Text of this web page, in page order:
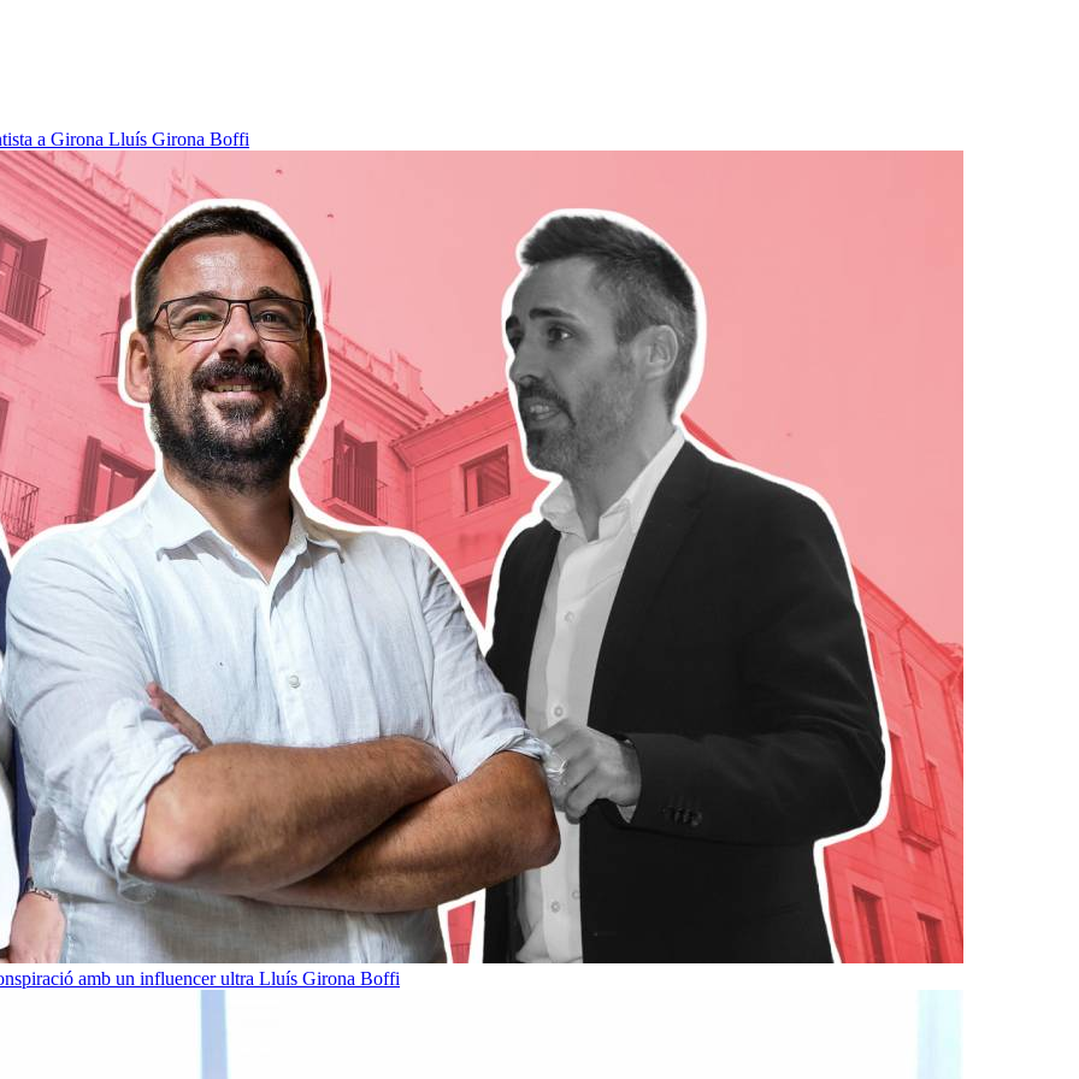
a Girona Lluís Girona Boffi
amb un influencer ultra Lluís Girona Boffi